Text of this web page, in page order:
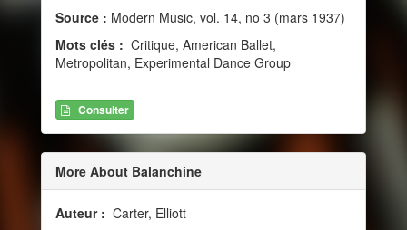
Source : Modern Music, vol. 14, no 3 (mars 1937)
Mots clés : Critique, American Ballet,
Metropolitan, Experimental Dance Group
Consulter
More About Balanchine
Auteur : Carter, Elliott